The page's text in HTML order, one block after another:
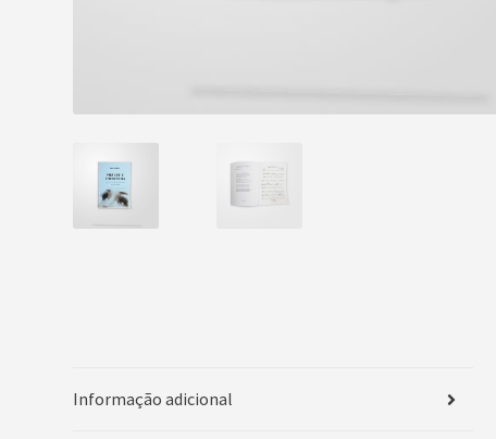
Informação adicional